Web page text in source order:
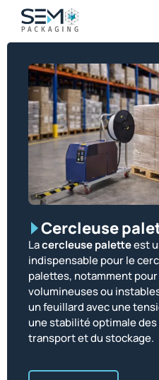
Cercleuse
Lacercleuse paletteest
indispensable pour le
palettes, notamment
volumineuses ou
un feuillard avec une
une stabilité optimale
transport et du stockage.